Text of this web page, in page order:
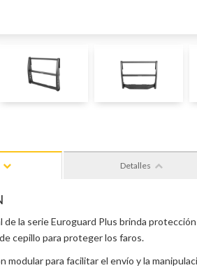
Detalles
la serie Euroguard Plus brinda
cepillo para proteger los faros.
modular para facilitar el envío y la